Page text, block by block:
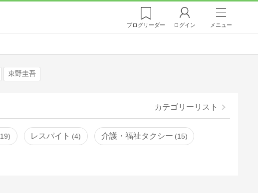
ブログリーダー ログイン メニュー
東野圭吾
カテゴリーリスト
19 レスパイト 4 介護・福祉タクシー 15